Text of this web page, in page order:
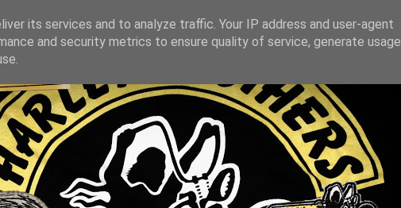
its services and to analyze traffic. Your IP address and user-agent
and security metrics to ensure quality of service, generate usage